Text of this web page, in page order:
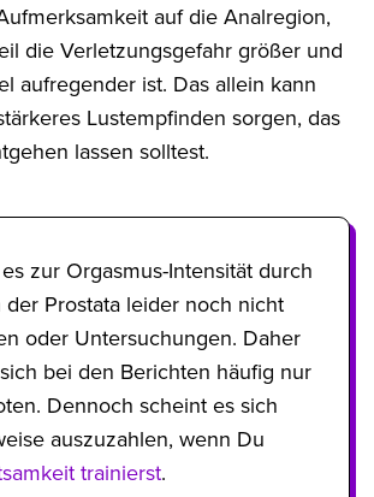
auf die Analregion,
die Verletzungsgefahr größer und
aufregender ist. Das allein kann
Lustempfinden sorgen, das
lassen solltest.
zur Orgasmus-Intensität durch
der Prostata leider noch nicht
oder Untersuchungen. Daher
bei den Berichten häufig nur
Dennoch scheint es sich
auszuzahlen, wenn Du
trainierst.